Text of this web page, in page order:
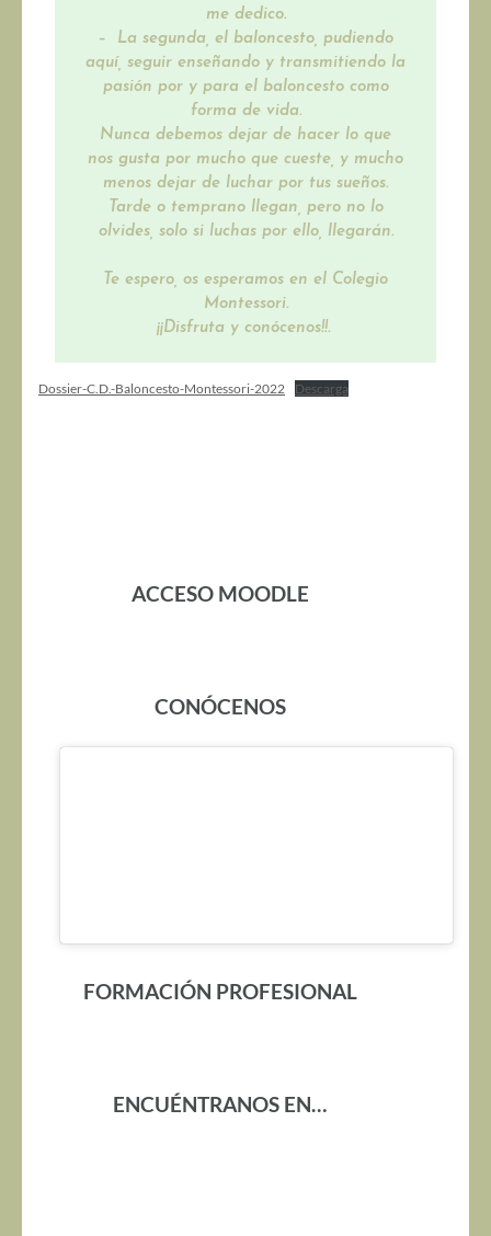
me dedico.
– La segunda, el baloncesto, pudiendo
aquí, seguir enseñando y transmitiendo la
pasión por y para el baloncesto como
forma de vida.
Nunca debemos dejar de hacer lo que
nos gusta por mucho que cueste, y mucho
menos dejar de luchar por tus sueños.
Tarde o temprano llegan, pero no lo
olvides, solo si luchas por ello, llegarán.
Te espero, os esperamos en el Colegio
Montessori.
¡¡Disfruta y conócenos!!.
Dossier-C.D.-Baloncesto-Montessori-2022 Descarga
ACCESO MOODLE
CONÓCENOS
FORMACIÓN PROFESIONAL
ENCUÉNTRANOS EN…